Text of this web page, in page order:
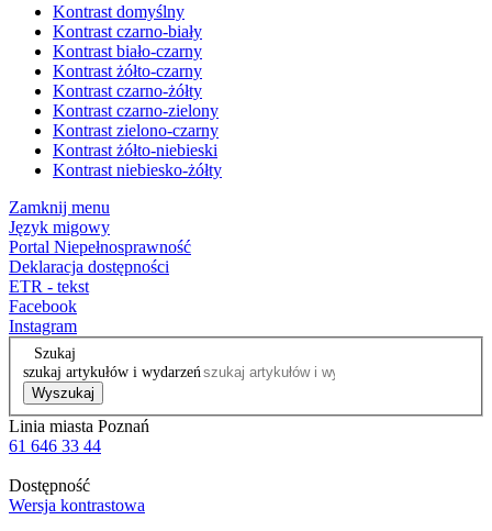
Kontrast domyślny
Kontrast czarno-biały
Kontrast biało-czarny
Kontrast żółto-czarny
Kontrast czarno-żółty
Kontrast czarno-zielony
Kontrast zielono-czarny
Kontrast żółto-niebieski
Kontrast niebiesko-żółty
Zamknij menu
Język migowy
Portal Niepełnosprawność
Deklaracja dostępności
ETR - tekst
Facebook
Instagram
Szukaj
szukaj artykułów i wydarzeń
Wyszukaj
Linia miasta Poznań
61 646 33 44
Dostępność
Wersja kontrastowa